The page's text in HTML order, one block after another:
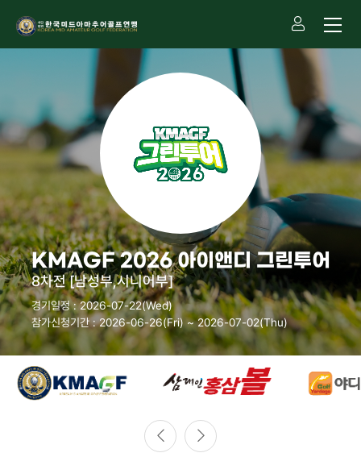
KMAGF 2026 아이앤디 그린투어
8차전 [남성부,시니어부]
경기일정 : 2026-07-22(Wed)
참가신청기간 : 2026-06-26(Fri) ~ 2026-07-02(Thu)